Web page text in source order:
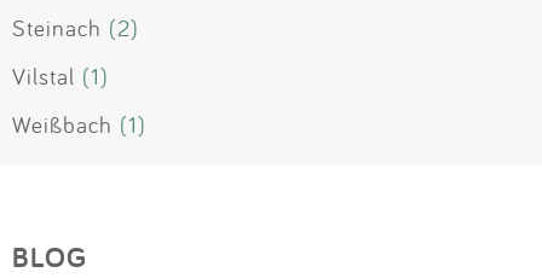
Steinach (2)
Vilstal (1)
Weißbach (1)
BLOG